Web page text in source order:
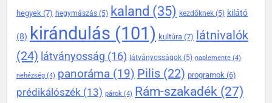
hegyek (7) hegymászás (5) kaland (35) kezdőknek (5) kilátó
(8) kirándulás (101) kultúra (7) látnivalók
(24) látványosság (16) látványosságok (5) naplemente (4)
nehézség (4) panoráma (19) Pilis (22) programok (6)
prédikálószék (13) párok (4) Rám-szakadék (27)
DÖMÖS HÍREI
KIRÁNDULÓKNAK- TURÁZÓKNAK
139
A Duna-kanyar gyöngyszeme:
miért érdemes ellátogatni
Dömösre
KIRÁNDULÓKNAK- TURÁZÓKNAK